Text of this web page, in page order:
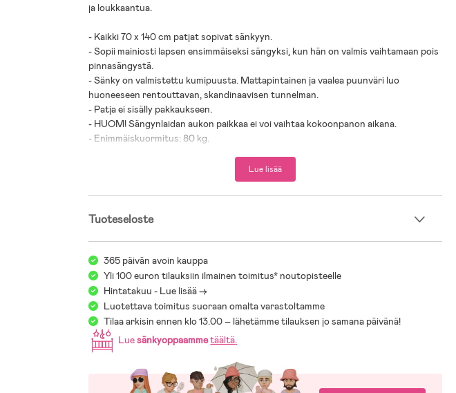
ja loukkaantua.
- Kaikki 70 x 140 cm patjat sopivat sänkyyn.
- Sopii mainiosti lapsen ensimmäiseksi sängyksi, kun hän on valmis vaihtamaan pois
pinnasängystä.
- Sänky on valmistettu kumipuusta. Mattapintainen ja vaalea puunväri luo
huoneeseen rentouttavan, skandinaavisen tunnelman.
- Patja ei sisälly pakkaukseen.
- HUOM! Sängynlaidan aukon paikkaa ei voi vaihtaa kokoonpanon aikana.
- Enimmäiskuormitus: 80 kg.
Lue lisää
Tuoteseloste
365 päivän avoin kauppa
Yli 100 euron tilauksiin ilmainen toimitus* noutopisteelle
Hintatakuu - Lue lisää ->
Luotettava toimitus suoraan omalta varastoltamme
Tilaa arkisin ennen klo 13.00 – lähetämme tilauksen jo samana päivänä!
Luesänkyoppaammetäältä.